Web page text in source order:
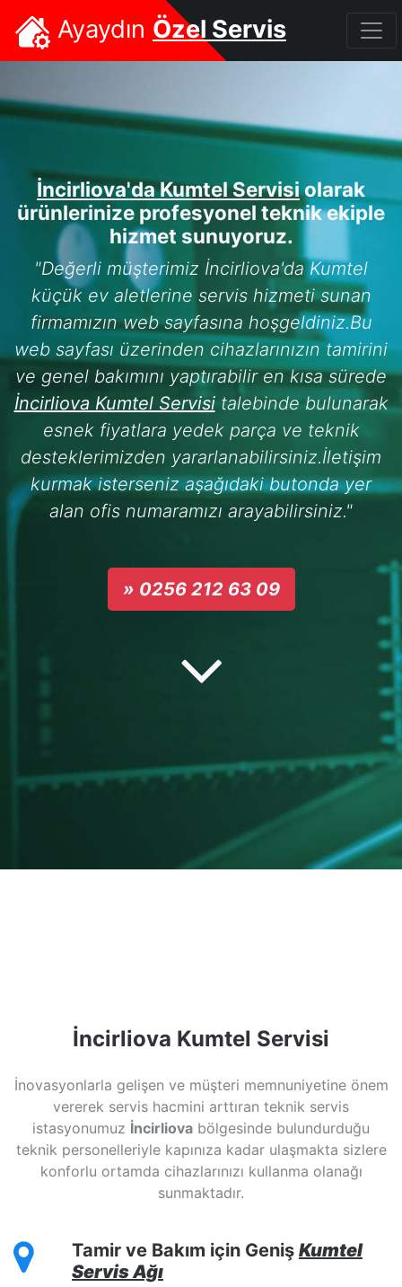
Ayaydın Özel Servis
İncirliova'da Kumtel Servisiolarak
ürünlerinize profesyonel teknik ekiple
hizmet sunuyoruz.
"Değerli müşterimiz İncirliova'da Kumtel
küçük ev aletlerine servis hizmeti sunan
firmamızın web sayfasına hoşgeldiniz.Bu
web sayfası üzerinden cihazlarınızın tamirini
ve genel bakımını yaptırabilir en kısa sürede
İncirliova Kumtel Servisitalebinde bulunarak
esnek fiyatlara yedek parça ve teknik
desteklerimizden yararlanabilirsiniz.İletişim
kurmak isterseniz aşağıdaki butonda yer
alan ofis numaramızı arayabilirsiniz."
» 0256 212 63 09
İncirliova Kumtel Servisi
İnovasyonlarla gelişen ve müşteri memnuniyetine önem
vererek servis hacmini arttıran teknik servis
istasyonumuz İncirliova bölgesinde bulundurduğu
teknik personelleriyle kapınıza kadar ulaşmakta sizlere
konforlu ortamda cihazlarınızı kullanma olanağı
sunmaktadır.
Tamir ve Bakım için Geniş Kumtel
Servis Ağı